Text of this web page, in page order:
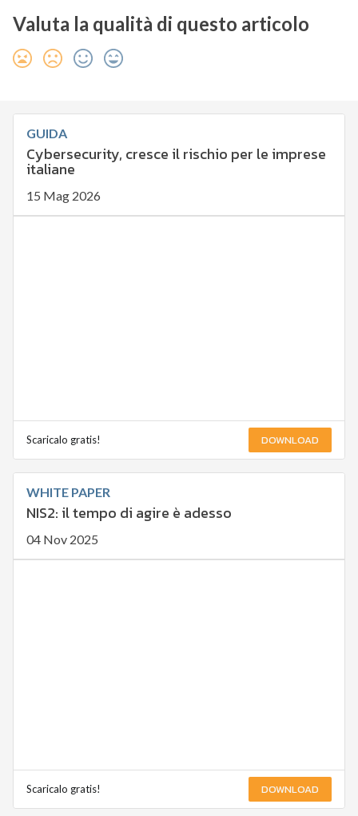
Valuta la qualità di questo articolo
GUIDA
Cybersecurity, cresce il rischio per le imprese
italiane
15 Mag 2026
Scaricalo gratis! DOWNLOAD
WHITE PAPER
NIS2: il tempo di agire è adesso
04 Nov 2025
Scaricalo gratis! DOWNLOAD